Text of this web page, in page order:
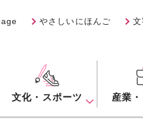
やさしいにほんご
文化・スポーツ 産業